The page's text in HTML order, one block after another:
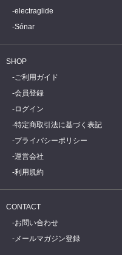
electraglide
Sónar
SHOP
ご利用ガイド
会員登録
ログイン
特定商取引法に基づく表記
プライバシーポリシー
運営会社
利用規約
CONTACT
お問い合わせ
メールマガジン登録